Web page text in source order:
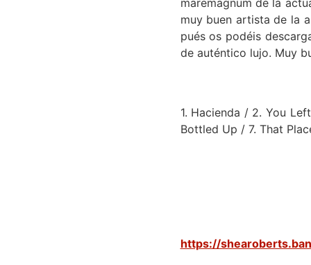
muy buen artista de la
pués os podéis
de auténtico lujo. Muy
1. Hacienda / 2. You
Bottled Up / 7. That
https://